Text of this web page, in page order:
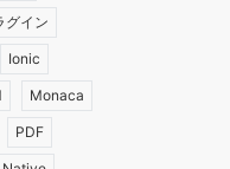
グイン
Ionic
Monaca
PDF